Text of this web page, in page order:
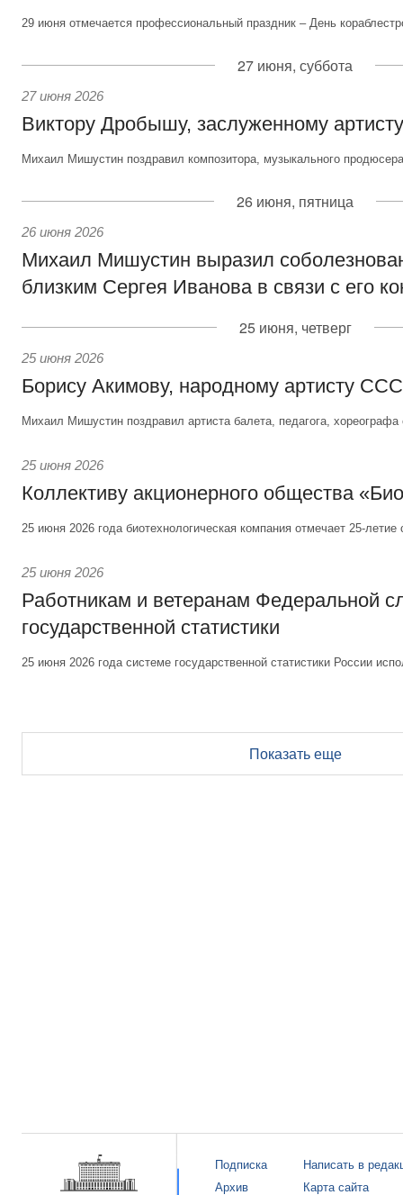
29 июня отмечается профессиональный праздник – День
27 июня, суббота
27 июня 2026
Виктору Дробышу, заслуженному
Михаил Мишустин поздравил композитора, музыкального
26 июня, пятница
26 июня 2026
Михаил Мишустин выразил
близким Сергея Иванова в связи с его
25 июня, четверг
25 июня 2026
Борису Акимову, народному артисту
Михаил Мишустин поздравил артиста балета, педагога,
25 июня 2026
Коллективу акционерного общества
25 июня 2026 года биотехнологическая компания отмечает 25-летие
25 июня 2026
Работникам и ветеранам Федеральной
государственной статистики
25 июня 2026 года системе государственной статистики России
Показать еще
Подписка
Архив
Написать в
Карта сайта